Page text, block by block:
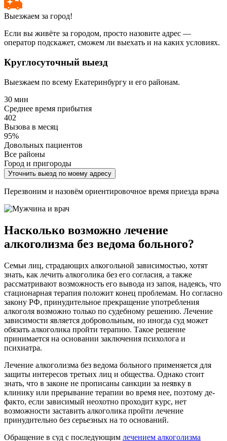
Выезжаем за город!
Если вы живёте за городом, просто назовите адрес —
оператор подскажет, сможем ли выехать и на каких условиях.
Круглосуточный выезд
Выезжаем по всему Екатеринбургу и его районам.
30 мин
Среднее время прибытия
402
Вызова в месяц
95%
Довольных пациентов
Все районы
Город и пригороды
Уточнить выезд по моему адресу
Перезвоним и назовём ориентировочное время приезда врача
Насколько возможно лечение
алкоголизма без ведома больного?
Семьи лиц, страдающих алкогольной зависимостью, хотят
знать, как лечить алкоголика без его согласия, а также
рассматривают возможность его вывода из запоя, надеясь, что
стационарная терапия положит конец проблемам. Но согласно
закону РФ, принудительное прекращение употребления
алкоголя возможно только по судебному решению. Лечение
зависимости является добровольным, но иногда суд может
обязать алкоголика пройти терапию. Такое решение
принимается на основании заключения психолога и
психиатра.
Лечение алкоголизма без ведома больного применяется для
защиты интересов третьих лиц и общества. Однако стоит
знать, что в законе не прописаны санкции за неявку в
клинику или прерывание терапии во время нее, поэтому де-
факто, если зависимый неохотно проходит курс, нет
возможности заставить алкоголика пройти лечение
принудительно без серьезных на то оснований.
Обращение в суд с последующим лечением алкоголизма